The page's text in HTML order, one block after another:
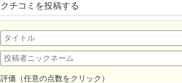
クチコミを投稿する
評価（任意の点数をクリック）